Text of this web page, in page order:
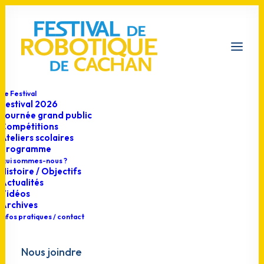
Le Festival
Festival 2026
Journée grand public
Compétitions
Ateliers scolaires
Programme
Qui sommes-nous ?
Histoire / Objectifs
Actualités
Vidéos
Archives
Infos pratiques / contact
Nous joindre